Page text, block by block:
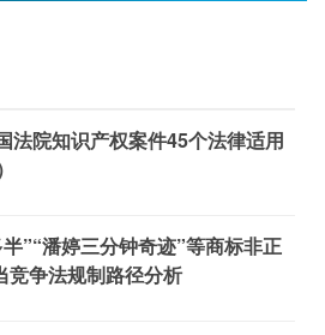
法院知识产权案件45个法律适用
”“潘婷三分钟奇迹”等商标非正
竞争法规制路径分析